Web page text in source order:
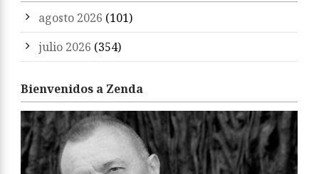
agosto 2026 (101)
julio 2026 (354)
Bienvenidos a Zenda